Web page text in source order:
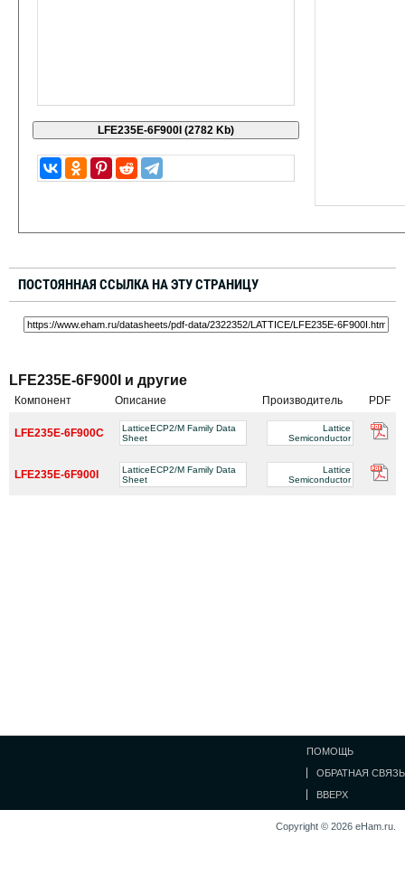
ПОСТОЯННАЯ ССЫЛКА НА ЭТУ СТРАНИЦУ
LFE235E-6F900I и другие
Компонент Описание Производитель PDF
LFE235E-6F900C
LatticeECP2/M Family Data
Sheet
Lattice
Semiconductor
LFE235E-6F900I
LatticeECP2/M Family Data
Sheet
Lattice
Semiconductor
ПОМОЩЬ
ОБРАТНАЯ СВЯЗЬ
ВВЕРХ
Copyright © 2026 eHam.ru.